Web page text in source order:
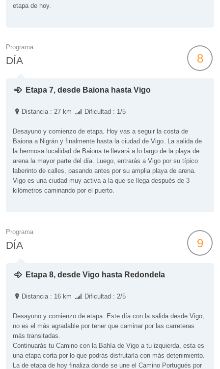
etapa de hoy.
Programa
DÍA 8
Etapa 7, desde Baiona hasta Vigo
Distancia : 27 km Dificultad : 1/5
Desayuno y comienzo de etapa. Hoy vas a seguir la costa de
Baiona a Nigrán y finalmente hasta la ciudad de Vigo. La salida de
la hermosa localidad de Baiona te llevará a lo largo de la playa de
arena la mayor parte del día. Luego, entrarás a Vigo por su típico
laberinto de calles, pasando antes por su amplia playa de arena.
Vigo es una ciudad muy activa a la que se llega después de 3
kilómetros caminando por el puerto.
Programa
DÍA 9
Etapa 8, desde Vigo hasta Redondela
Distancia : 16 km Dificultad : 2/5
Desayuno y comienzo de etapa. Este día con la salida desde Vigo,
no es el más agradable por tener que caminar por las carreteras
más transitadas.
Continuarás tu Camino con la Bahía de Vigo a tu izquierda, esta es
una etapa corta por lo que podrás disfrutarla con más detenimiento.
La de etapa de hoy finaliza donde se une el Camino Portugués por